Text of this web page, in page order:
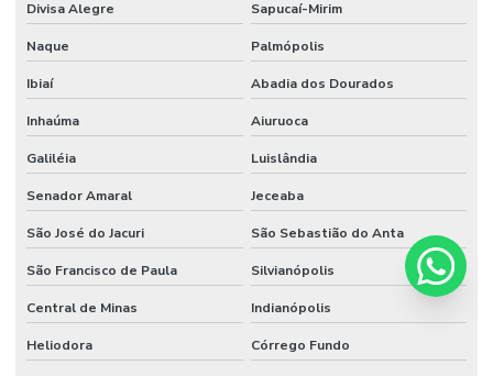
Divisa Alegre Sapucaí-Mirim
Naque Palmópolis
Ibiaí Abadia dos Dourados
Inhaúma Aiuruoca
Galiléia Luislândia
Senador Amaral Jeceaba
São José do Jacuri São Sebastião do Anta
São Francisco de Paula Silvianópolis
Central de Minas Indianópolis
Heliodora Córrego Fundo